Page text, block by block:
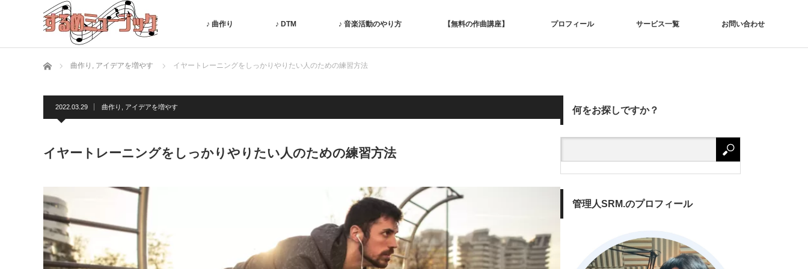
♪ 曲作り ♪ DTM ♪ 音楽活動のやり方 【無料の作曲講座】 プロフィール サービス一覧 お問い合わせ
ホーム 曲作り , アイデアを増やす イヤートレーニングをしっかりやりたい人のための練習方法
2022.03.29 曲作り アイデアを増やす
イヤートレーニングをしっかりやりたい人のための練習方法
何をお探しですか？
管理人SRM.のプロフィール